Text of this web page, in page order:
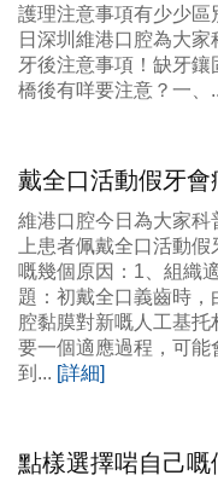
護理注意事項有少少區
日深圳維港口腔為大家
牙後注意事項！缺牙鑲
橋後有咩要注意？一、
戴全口活動假牙會
原因導緻嘅咧？大
假牙價錢？
維港口腔今日為大家科
上患者佩戴全口活動假
嘅幾個原因：1、組織
題：初戴全口義齒時，
腔黏膜對新嘅人工基托
要一個適應過程，可能
到... [詳細]
點樣選擇啱自己嘅